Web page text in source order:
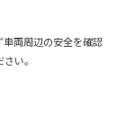
両周辺の安全を確認
い。